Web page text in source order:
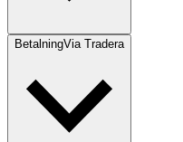
BetalningVia Tradera